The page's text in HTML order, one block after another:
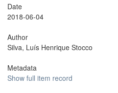
Date
2018-06-04
Author
Silva, Luís Henrique Stocco
Metadata
Show full item record